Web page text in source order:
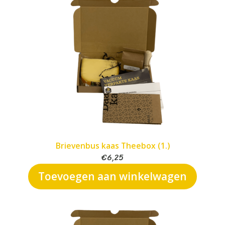
Brievenbus kaas Theebox (1.)
€6,25
Toevoegen aan winkelwagen